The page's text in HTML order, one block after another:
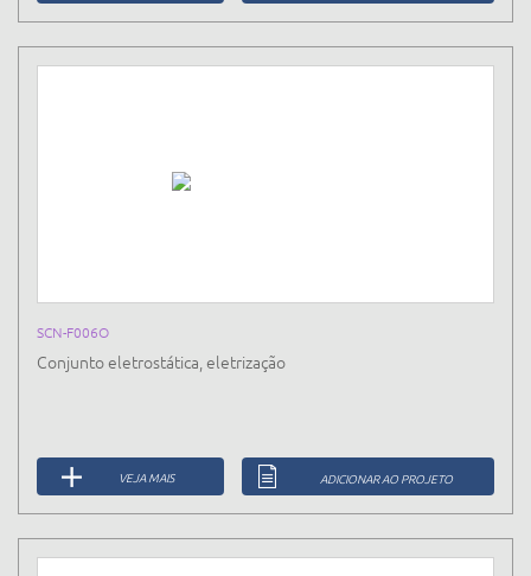
SCN-F006O
Conjunto eletrostática, eletrização
VEJA MAIS ADICIONAR AO PROJETO